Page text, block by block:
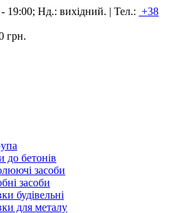
19:00; Нд.: вихідний. | Тел.: +38
грн.
до бетонів
засоби
засоби
будівельні
для металу